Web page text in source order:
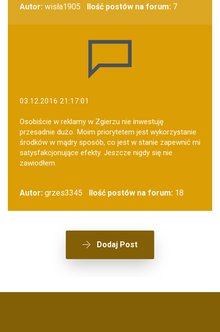
Autor: wisła1905 Ilość postów na forum:7
03.12.2016 21:17:01
Osobiście w reklamy w Zgierzu nie inwestuję
przesadnie dużo. Moim priorytetem jest wykorzystanie
środków w mądry sposób, co jest w stanie zapewnić mi
satysfakcjonujące efekty. Jeszcze nigdy się nie
zawiodłem.
Autor: grzes3345 Ilość postów na forum:18
Dodaj Post